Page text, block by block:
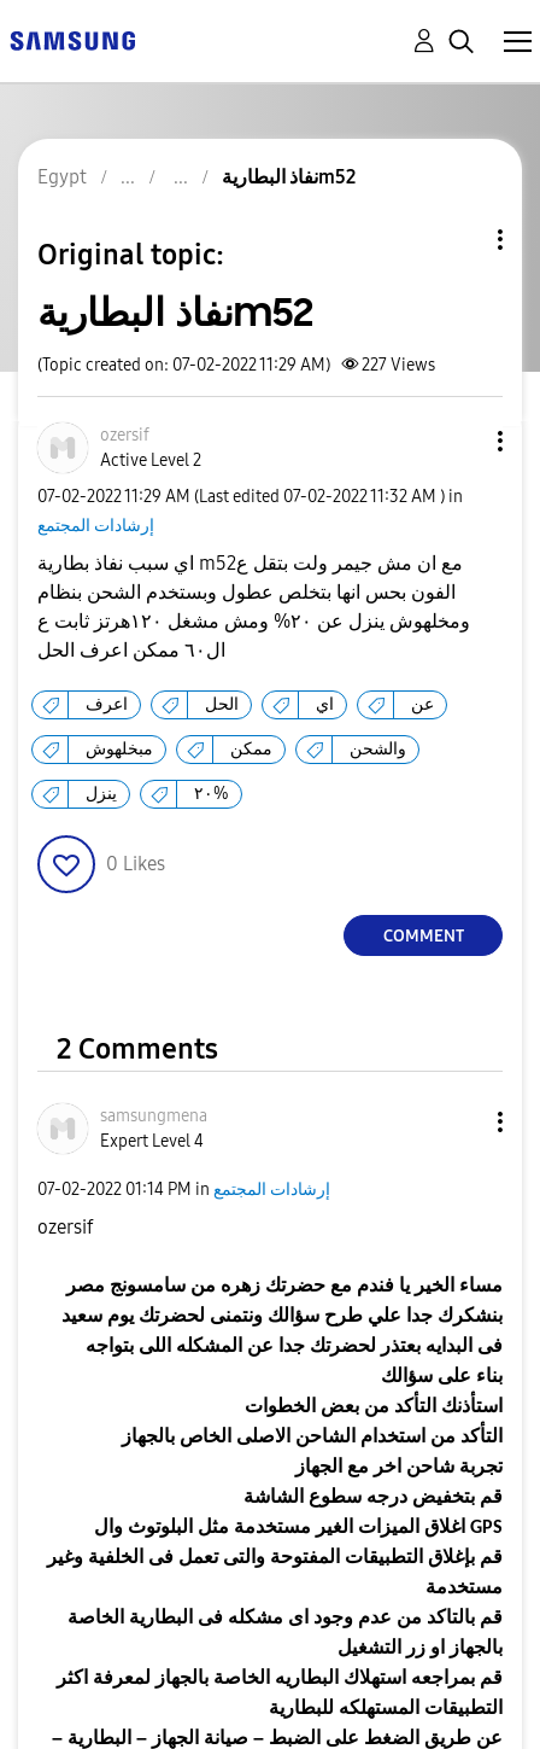
Egypt نفاذ البطاريةm52
Original topic:
نفاذ البطاريةm52
(Topic created on: 07-02-2022 11:29 AM) 227Views
ozersif
Active Level 2
‎07-02-202211:29 AM (Last edited ‎07-02-202211:32 AM ) in
إرشادات المجتمع
اي سبب نفاذ بطارية m52مع ان مش جيمر ولت بتقل ع
الفون بحس انها بتخلص عطول وبستخدم الشحن بنظام
ومخلهوش ينزل عن ٢٠% ومش مشغل ١٢٠هرتز ثابت ع
ال٦٠ ممكن اعرف الحل
اعرف الحل اي عن
مبخلهوش ممكن والشحن
ينزل ٢٠%
0 Likes
COMMENT
2 Comments
samsungmena
Expert Level 4
‎07-02-2022 01:14 PM in إرشادات المجتمع
ozersif
مساء الخير يا فندم مع حضرتك زهره من سامسونج مصر
بنشكرك جدا علي طرح سؤالك ونتمنى لحضرتك يوم سعيد
فى البدايه بعتذر لحضرتك جدا عن المشكله اللى بتواجه
بناء على سؤالك
استأذنك التأكد من بعض الخطوات
التأكد من استخدام الشاحن الاصلى الخاص بالجهاز
تجربة شاحن اخر مع الجهاز
قم بتخفيض درجه سطوع الشاشة
GPS
قم بإغلاق التطبيقات المفتوحة والتى تعمل فى الخلفية وغير
مستخدمة
قم بالتاكد من عدم وجود اى مشكله فى البطارية الخاصة
بالجهاز او زر التشغيل
قم بمراجعه استهلاك البطاريه الخاصة بالجهاز لمعرفة اكثر
التطبيقات المستهلكه للبطارية
عن طريق الضغط على الضبط – صيانة الجهاز – البطارية –